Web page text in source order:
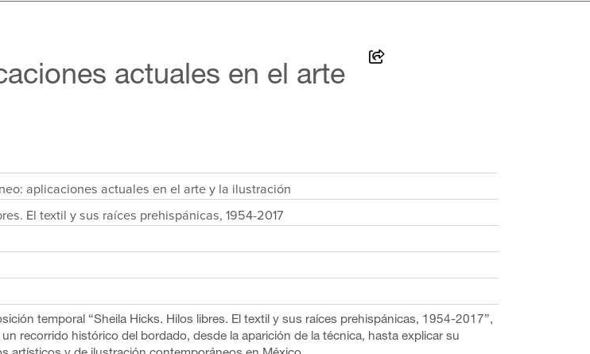
actuales en el arte
aplicaciones actuales en el arte y la ilustración
El textil y sus raíces prehispánicas, 1954-2017
temporal “Sheila Hicks. Hilos libres. El textil y sus raíces prehispánicas, 1954-2017”,
un recorrido histórico del bordado, desde la aparición de la técnica, hasta explicar su